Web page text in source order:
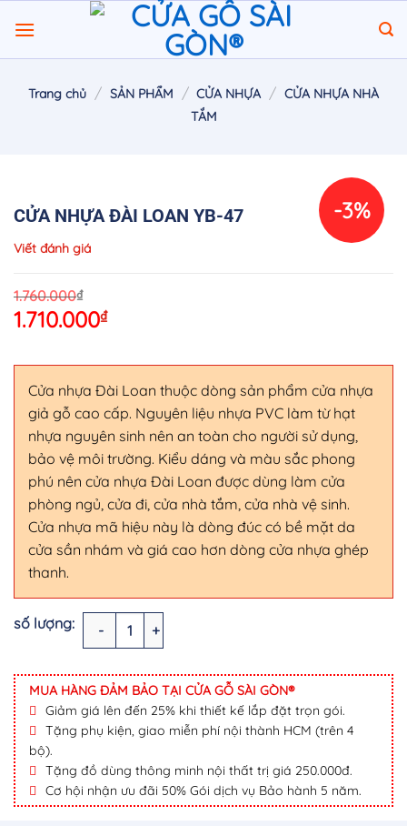
đến
nội
Trang chủ / SẢN PHẨM / CỬA NHỰA / CỬA NHỰA NHÀ
TẮM
-3%
CỬA NHỰA ĐÀI LOAN YB-47
Viết đánh giá
1.760.000₫
1.710.000₫
Cửa nhựa Đài Loan thuộc dòng sản phẩm cửa nhựa
giả gỗ cao cấp. Nguyên liệu nhựa PVC làm từ hạt
nhựa nguyên sinh nên an toàn cho người sử dụng,
bảo vệ môi trường. Kiểu dáng và màu sắc phong
phú nên cửa nhựa Đài Loan được dùng làm cửa
phòng ngủ, cửa đi, cửa nhà tắm, cửa nhà vệ sinh.
Cửa nhựa mã hiệu này là dòng đúc có bề mặt da
cửa sần nhám và giá cao hơn dòng cửa nhựa ghép
thanh.
CỬA NHỰA ĐÀI LOAN YB-47 số lượng
MUA HÀNG ĐẢM BẢO TẠI CỬA GỖ SÀI GÒN®
Giảm giá lên đến 25% khi thiết kế lắp đặt trọn gói.
Tặng phụ kiện, giao miễn phí nội thành HCM (trên 4
bộ).
Tặng đồ dùng thông minh nội thất trị giá 250.000đ.
Cơ hội nhận ưu đãi 50% Gói dịch vụ Bảo hành 5 năm.